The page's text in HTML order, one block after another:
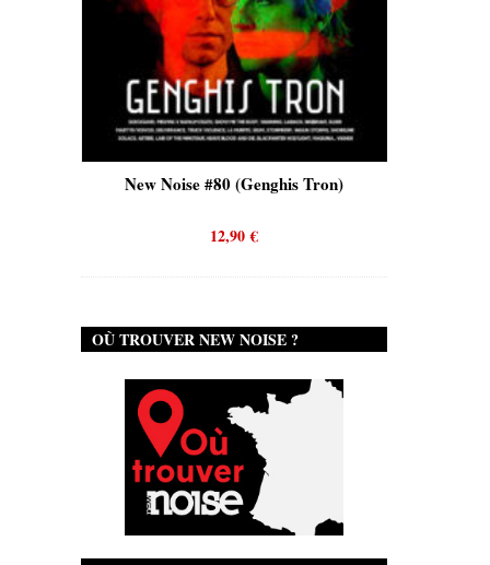
New Noise #80 (Genghis Tron)
12,90€
OÙ TROUVER NEW NOISE ?